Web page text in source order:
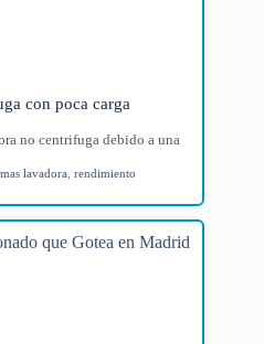
con poca carga
no centrifuga debido a una
lavadora rendimiento